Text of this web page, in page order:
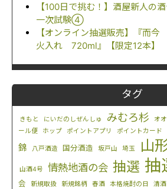
【100日で挑む！】酒屋新人の
一次試験④
【オンライン抽選販売】『而
火入れ 720ml』【限定12本】
タグ
きもと にいだのしぜんしゅ みむろ杉 オ
ール便
ホップ ポイントアプリ ポイントカード
錦
八戸酒造 国分酒造 坂戸山 埼玉 山
山酒4号 情熱地酒の会 抽選 抽
会
新規取扱 新規銘柄 春酒 本格焼酎の日 清酒